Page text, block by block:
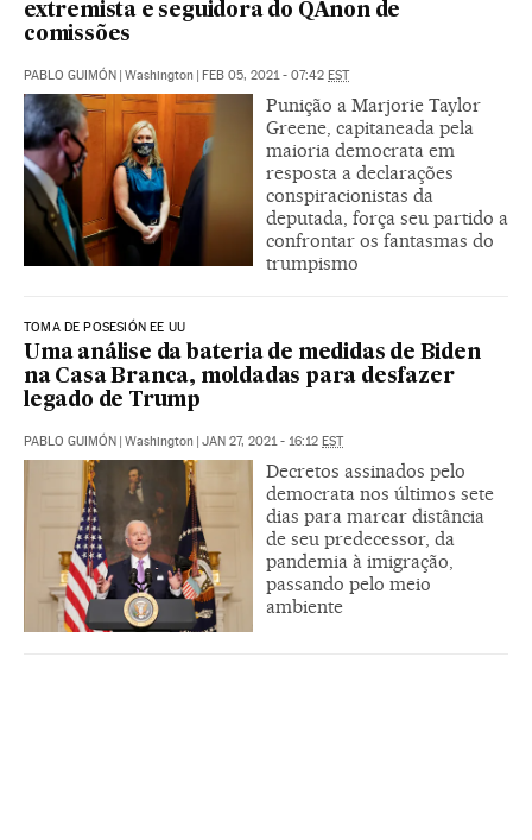
extremista e seguidora do QAnon de
comissões
PABLO GUIMÓN | Washington | FEB 05, 2021 - 07:42 EST
Punição a Marjorie Taylor
Greene, capitaneada pela
maioria democrata em
resposta a declarações
conspiracionistas da
deputada, força seu partido a
confrontar os fantasmas do
trumpismo
TOMA DE POSESIÓN EE UU
Uma análise da bateria de medidas de Biden
na Casa Branca, moldadas para desfazer
legado de Trump
PABLO GUIMÓN | Washington | JAN 27, 2021 - 16:12 EST
Decretos assinados pelo
democrata nos últimos sete
dias para marcar distância
de seu predecessor, da
pandemia à imigração,
passando pelo meio
ambiente